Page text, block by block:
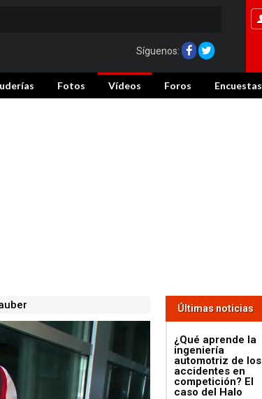
Síguenos:
Fotos Vídeos Foros Encuestas
Últimas noticias
¿Qué aprende la
ingeniería
automotriz de los
accidentes en
competición? El
caso del Halo